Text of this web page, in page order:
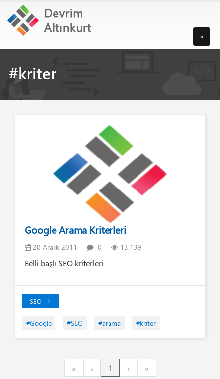
»
#kriter
Google Arama Kriterleri
20 Aralık 2011 0 13.139
Belli başlı SEO kriterleri
SEO
#Google #SEO #arama #kriter
«First ‹Previous
1 ›Next»Last